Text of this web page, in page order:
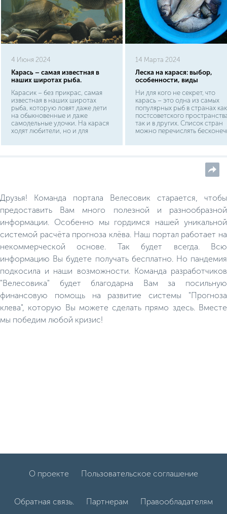
4 Июня 2024
Карась – самая известная в
наших широтах рыба.
Карасик – без прикрас, самая
известная в наших широтах
рыба, которую ловят даже дети
на обыкновенные и даже
самодельные удочки. На карася
ходят любители, но и для
представляет определенную
небольшим ртом и глазами.
Обыкновенный карась
называется еще золотым, так как
в отличие от братьев по виду у
него золотистая крупная чешуя,
становящаяся очень светлой на
брюхе.
14 Марта 2024
Леска на карася: выбор,
особенности, виды
Ни для кого не секрет, что
карась – это одна из самых
популярных рыб в странах как
постсоветского
так и в других. Список стран
можно перечислять
но крайне важная деталь, без
обойтись. А именно, леска.
Друзья! Команда портала Велесовик старается, чтобы
предоставить Вам много полезной и разнообразной
информации. Особенно мы гордимся нашей уникальной
системой расчёта прогноза клёва. Наш портал работает на
некоммерческой основе. Так будет всегда. Всю
информацию Вы будете получать бесплатно. Но пандемия
подкосила и наши возможности. Команда разработчиков
"Велесовика" будет благодарна Вам за посильную
финансовую помощь на развитие системы "Прогноза
клева", которую Вы можете сделать прямо здесь. Вместе
мы победим любой кризис!
О проекте Пользовательское соглашение
Обратная связь. Партнерам Правообладателям